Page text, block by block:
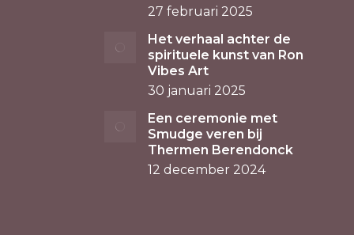
27 februari 2025
Het verhaal achter de
spirituele kunst van Ron
Vibes Art
30 januari 2025
Een ceremonie met
Smudge veren bij
Thermen Berendonck
12 december 2024